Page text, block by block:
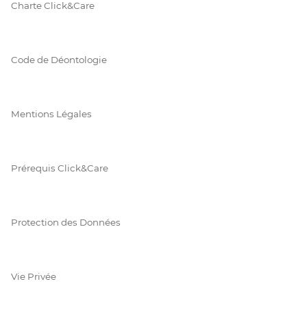
Charte Click&Care
Code de Déontologie
Mentions Légales
Prérequis Click&Care
Protection des Données
Vie Privée